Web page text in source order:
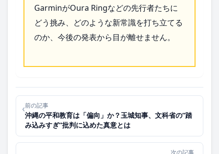
GarminがOura Ringなどの先行者たちに
どう挑み、どのような新常識を打ち立てる
のか、今後の発表から目が離せません。
‹前の記事
沖縄の平和教育は「偏向」か？玉城知事、文科省の”踏
み込みすぎ”批判に込めた真意とは
次の記事